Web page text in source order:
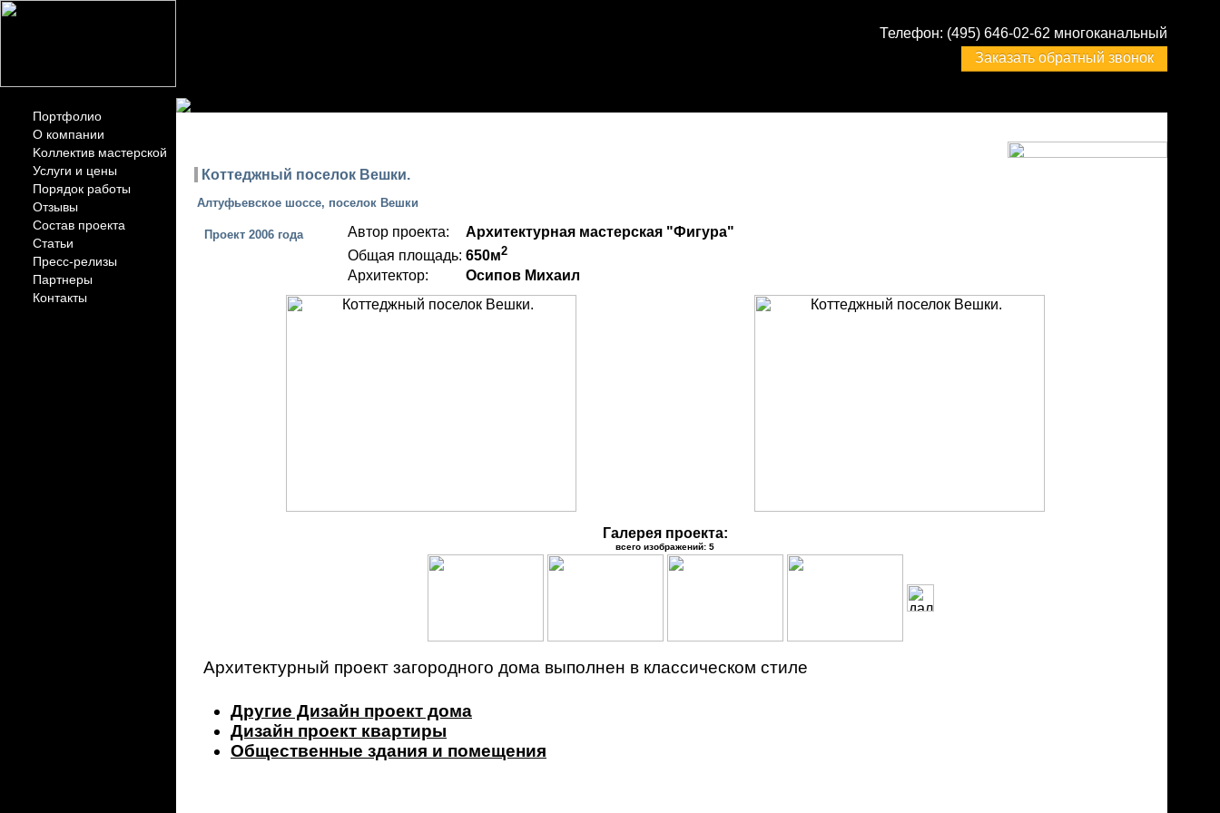
Портфолио
О компании
Kоллектив мастерской
Услуги и цены
Порядок работы
Отзывы
Состав проекта
Статьи
Пресс-релизы
Партнеры
Контакты
Телефон: (495) 646-02-62 многоканальный
Заказать обратный звонок
Коттеджный поселок Вешки.
Алтуфьевское шоссе, поселок Вешки
Проект 2006 года Автор проекта:
Архитектурная мастерская "Фигура"
Общая площадь: 650м2
Архитектор: Осипов Михаил
Галерея проекта:
всего изображений: 5
Архитектурный проект загородного дома выполнен в классическом стиле
Другие Дизайн проект дома
Дизайн проект квартиры
Общественные здания и помещения